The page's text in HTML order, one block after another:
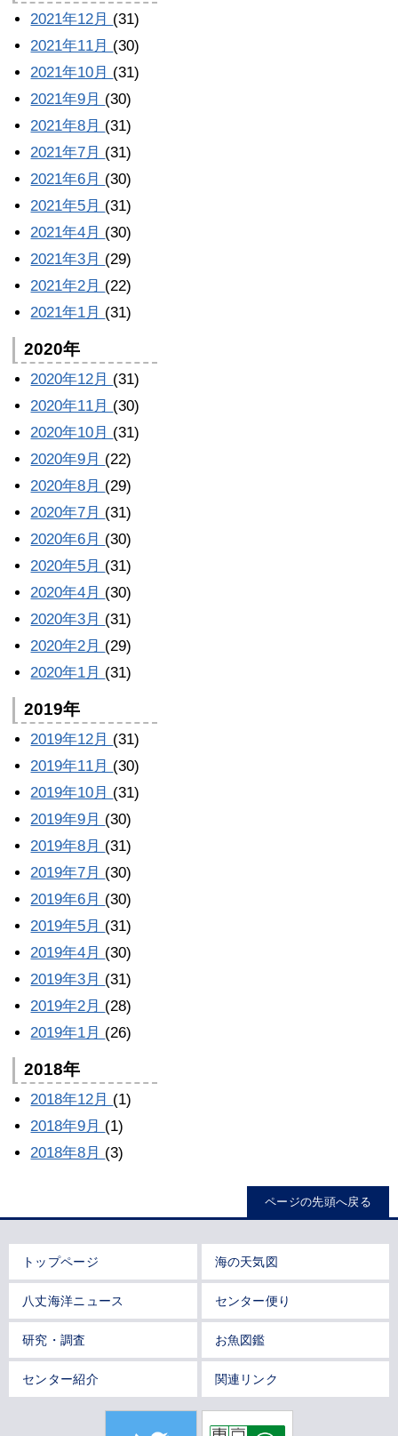
2021年12月 (31)
2021年11月 (30)
2021年10月 (31)
2021年9月 (30)
2021年8月 (31)
2021年7月 (31)
2021年6月 (30)
2021年5月 (31)
2021年4月 (30)
2021年3月 (29)
2021年2月 (22)
2021年1月 (31)
2020年
2020年12月 (31)
2020年11月 (30)
2020年10月 (31)
2020年9月 (22)
2020年8月 (29)
2020年7月 (31)
2020年6月 (30)
2020年5月 (31)
2020年4月 (30)
2020年3月 (31)
2020年2月 (29)
2020年1月 (31)
2019年
2019年12月 (31)
2019年11月 (30)
2019年10月 (31)
2019年9月 (30)
2019年8月 (31)
2019年7月 (30)
2019年6月 (30)
2019年5月 (31)
2019年4月 (30)
2019年3月 (31)
2019年2月 (28)
2019年1月 (26)
2018年
2018年12月 (1)
2018年9月 (1)
2018年8月 (3)
ページの先頭へ戻る
トップページ 海の天気図
八丈海洋ニュース センター便り
研究・調査 お魚図鑑
センター紹介 関連リンク